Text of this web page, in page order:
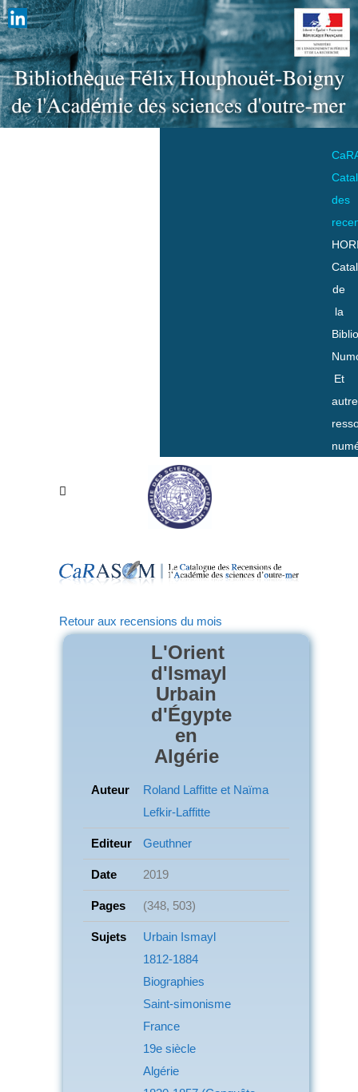
des
de
la
Et
Retour aux recensions du mois
L'Orient
d'Ismayl
Urbain
d'Égypte
en
Algérie
Auteur
Roland Laffitte et Naïma
Lefkir-Laffitte
Editeur Geuthner
Date 2019
Pages (348, 503)
Sujets
Urbain Ismayl
1812-1884
Biographies
Saint-simonisme
France
19e siècle
Algérie